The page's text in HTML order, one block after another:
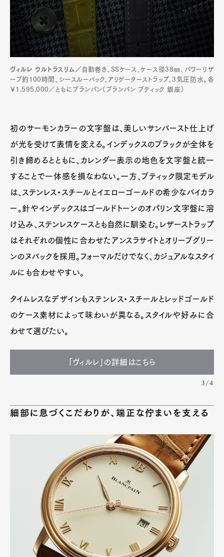
ヴィルレ ウルトラスリム／ 自動巻き、SSケース、ケース径38㎜、パワーリザ
ーブ約100時間、シースルーバック、アリゲーターストラップ、3気圧防水。各
￥1,595,000／ともにブランパン（ブランパン ブティック 銀座）
初のサーモンカラーの文字盤は、美しいサンバースト仕上げ
が光を受けて表情を変える。インデックスのブラックが全体を
引き締めるとともに、カレンダー表示の地色を文字盤と統一
することで一体感を損なわない。一方、ブティック限定モデル
は、ステンレス・スチールとイエローゴールドの希少なバイカラ
ー。針やインデックスはゴールドトーンのオパリン文字盤に溶
け込み、ステンレスケースとも自然に馴染む。レザーストラップ
はそれぞれの個性に合わせたアンスラサイトとオリーブグリー
ンのヌバックを採用。フォーマルだけでなく、カジュアルなスタイ
ルにも合わせやすい。
タイムレスなデザインもステンレス・スチールとレッドゴールド
のケース素材によって味わいが異なる。スタイルや好みに合
わせて選びたい。
「ヴィルレ」の詳細はこちら
3/4
細部に息づくこだわりが、端正な佇まいを支える